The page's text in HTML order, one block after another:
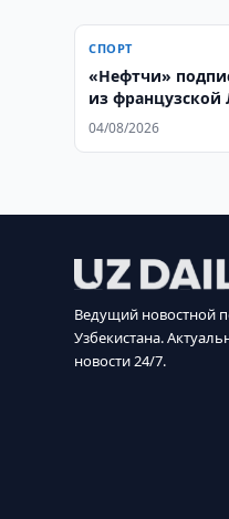
СПОРТ
«Нефтчи»
из французской
04/08/2026
Ведущий новостной
Узбекистана.
новости 24/7.